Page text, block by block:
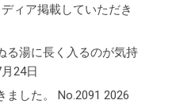
ィア掲載していただき
る湯に長く入るのが気持
24日
した。 No.2091 2026